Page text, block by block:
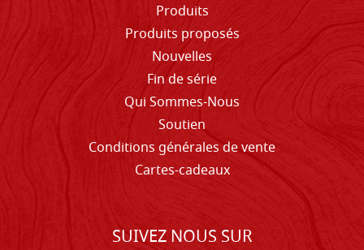
Produits
Produits proposés
Nouvelles
Fin de série
Qui Sommes-Nous
Soutien
Conditions générales de vente
Cartes-cadeaux
SUIVEZ NOUS SUR